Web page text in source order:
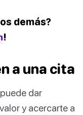
demás?
!
a una cita
dar
y acercarte a